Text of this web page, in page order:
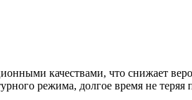
качествами, что снижает
режима, долгое время не теряя